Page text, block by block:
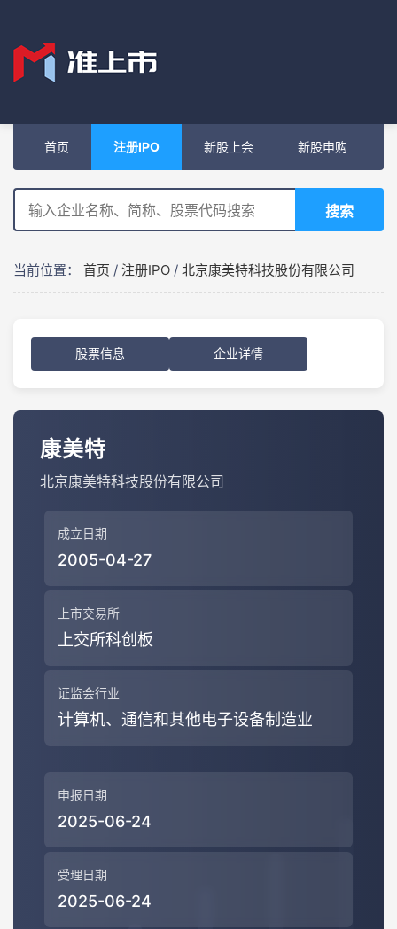
首页 注册IPO 新股上会 新股申购
搜索
当前位置： 首页 / 注册IPO / 北京康美特科技股份有限公司
股票信息 企业详情
康美特
北京康美特科技股份有限公司
成立日期
2005-04-27
上市交易所
上交所科创板
证监会行业
计算机、通信和其他电子设备制造业
申报日期
2025-06-24
受理日期
2025-06-24